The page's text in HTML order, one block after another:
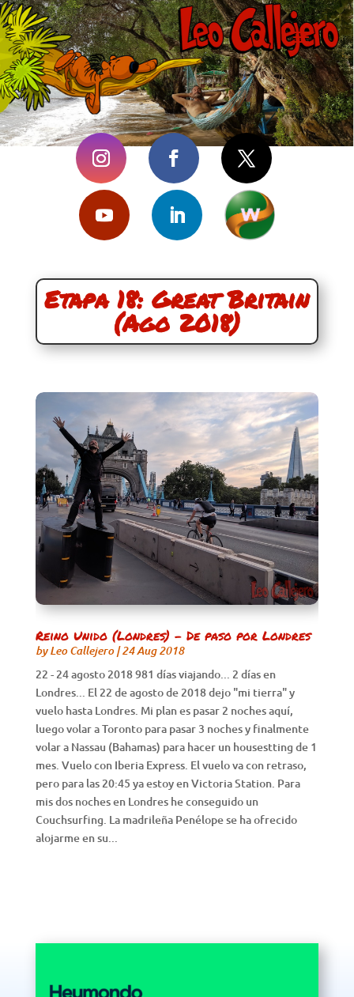
Etapa 18: Great Britain
(Ago 2018)
Reino Unido (Londres) – De paso por Londres
byLeo Callejero|24 Aug 2018
22 - 24 agosto 2018 981 días viajando... 2 días en
Londres... El 22 de agosto de 2018 dejo "mi tierra" y
vuelo hasta Londres. Mi plan es pasar 2 noches aquí,
luego volar a Toronto para pasar 3 noches y finalmente
volar a Nassau (Bahamas) para hacer un housestting de 1
mes. Vuelo con Iberia Express. El vuelo va con retraso,
pero para las 20:45 ya estoy en Victoria Station. Para
mis dos noches en Londres he conseguido un
Couchsurfing. La madrileña Penélope se ha ofrecido
alojarme en su...